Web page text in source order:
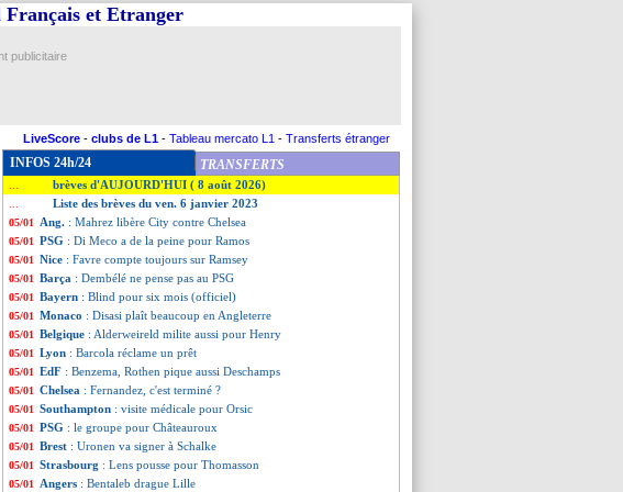
et Etranger
publicitaire
LiveScore - clubs de L1 - Tableau mercato L1 - Transferts étranger
INFOS 24h/24 TRANSFERTS
brèves d'AUJOURD'HUI ( 8 août 2026)
Liste des brèves du ven. 6 janvier 2023
05/01 Ang. : Mahrez libère City contre Chelsea
05/01 PSG : Di Meco a de la peine pour Ramos
05/01 Nice : Favre compte toujours sur Ramsey
05/01 Barça : Dembélé ne pense pas au PSG
05/01 Bayern : Blind pour six mois (officiel)
05/01 Monaco : Disasi plaît beaucoup en Angleterre
05/01 Belgique : Alderweireld milite aussi pour Henry
05/01 Lyon : Barcola réclame un prêt
05/01 EdF : Benzema, Rothen pique aussi Deschamps
05/01 Chelsea : Fernandez, c'est terminé ?
05/01 Southampton : visite médicale pour Orsic
05/01 PSG : le groupe pour Châteauroux
05/01 Brest : Uronen va signer à Schalke
05/01 Strasbourg : Lens pousse pour Thomasson
05/01 Angers : Bentaleb drague Lille